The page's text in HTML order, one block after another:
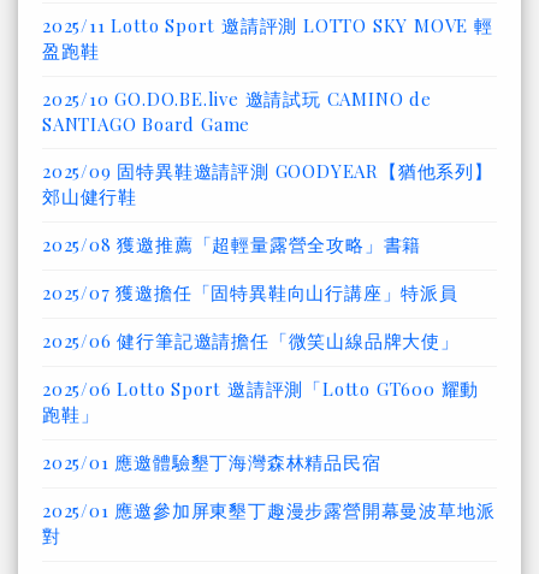
2025/11 Lotto Sport 邀請評測 LOTTO SKY MOVE 輕
盈跑鞋
2025/10 GO.DO.BE.live 邀請試玩 CAMINO de
SANTIAGO Board Game
2025/09 固特異鞋邀請評測 GOODYEAR【猶他系列】
郊山健行鞋
2025/08 獲邀推薦「超輕量露營全攻略」書籍
2025/07 獲邀擔任「固特異鞋向山行講座」特派員
2025/06 健行筆記邀請擔任「微笑山線品牌大使」
2025/06 Lotto Sport 邀請評測「Lotto GT600 耀動
跑鞋」
2025/01 應邀體驗墾丁海灣森林精品民宿
2025/01 應邀參加屏東墾丁趣漫步露營開幕曼波草地派
對